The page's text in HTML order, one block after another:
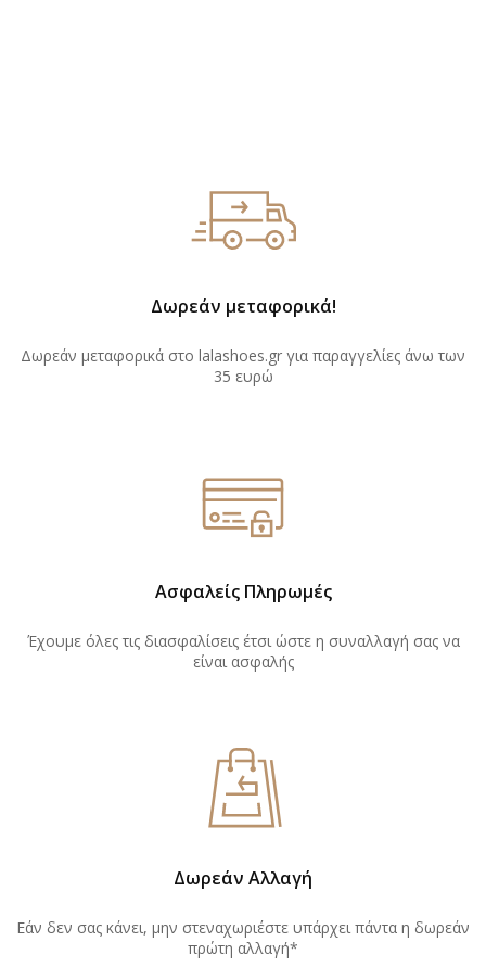
Δωρεάν μεταφορικά!
Δωρεάν μεταφορικά στο lalashoes.gr για παραγγελίες άνω των
35 ευρώ
Ασφαλείς Πληρωμές
Έχουμε όλες τις διασφαλίσεις έτσι ώστε η συναλλαγή σας να
είναι ασφαλής
Δωρεάν Αλλαγή
Εάν δεν σας κάνει, μην στεναχωριέστε υπάρχει πάντα η δωρεάν
πρώτη αλλαγή*